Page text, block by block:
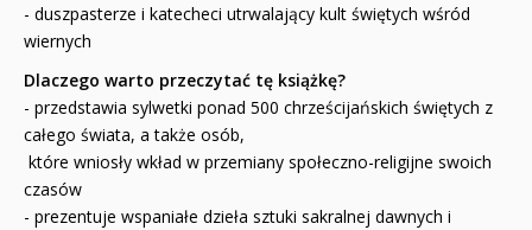
- duszpasterze i katecheci utrwalający kult świętych wśród
wiernych
Dlaczego warto przeczytać tę książkę?
- przedstawia sylwetki ponad 500 chrześcijańskich świętych z
całego świata, a także osób,
które wniosły wkład w przemiany społeczno-religijne swoich
czasów
- prezentuje wspaniałe dzieła sztuki sakralnej dawnych i